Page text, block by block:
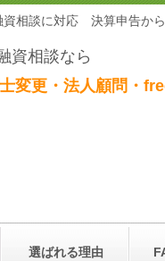
相談に対応 決算申告か
資相談なら
士変更・法人顧問・
選ばれる理由